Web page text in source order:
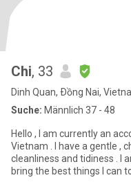
Chi, 33
Dinh Quan, Ðồng Nai,
Suche: Männlich 37 - 48
Hello , I am currently an accountant for a Chinese company in
Vietnam . I have a gentle ,
cleanliness and tidiness . I
bring the best things I can